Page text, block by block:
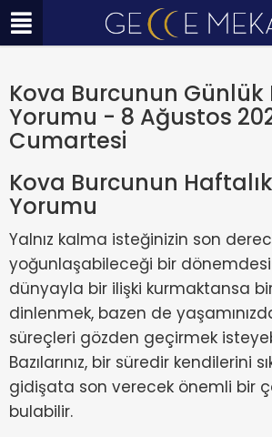
Kova Burcunun Günlük
Yorumu - 8 Ağustos
Cumartesi
Kova Burcunun
Yorumu
Yalnız kalma isteğinizin son
yoğunlaşabileceği bir
dünyayla bir ilişki kurmaktansa
dinlenmek, bazen de
süreçleri gözden geçirmek
Bazılarınız, bir süredir kendilerini
gidişata son verecek önemli bir
bulabilir.